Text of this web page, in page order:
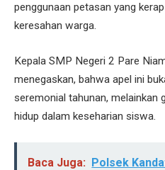
penggunaan petasan yang
keresahan warga.
Kepala SMP Negeri 2 Pare
menegaskan, bahwa apel ini
seremonial tahunan, melainkan
hidup dalam keseharian siswa.
Baca Juga: Polsek